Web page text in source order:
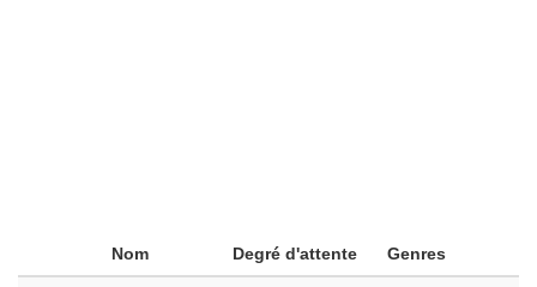
Nom Degré d'attente Genres